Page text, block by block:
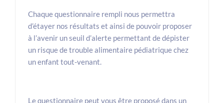
Chaque questionnaire rempli nous permettra
d’étayer nos résultats et ainsi de pouvoir proposer
à l’avenir un seuil d’alerte permettant de dépister
un risque de trouble alimentaire pédiatrique chez
un enfant tout-venant.
Le questionnaire peut vous être proposé dans un